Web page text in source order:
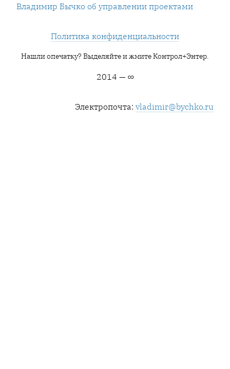
Владимир Бычко об управлении проектами
Политика конфиденциальности
Нашли опечатку? Выделяйте и жмите Контрол+Энтер.
2014 — ∞
Электропочта: vladimir@bychko.ru